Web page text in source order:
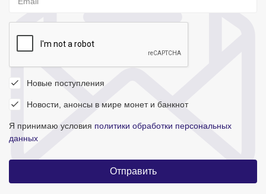
Новые поступления
Новости, анонсы в мире монет и банкнот
Я принимаю условия политики обработки персональных
данных